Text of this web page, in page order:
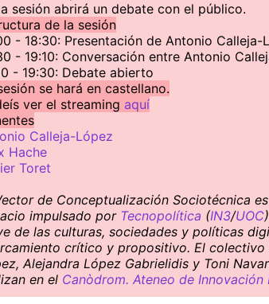
sesión abrirá un debate con el público.
de la sesión
- 18:30: Presentación de Antonio Calleja-
- 19:10: Conversación entre Antonio
- 19:30: Debate abierto
se hará en castellano.
ver el streaming aquí
Calleja-López
Hache
Toret
de Conceptualización Sociotécnica
impulsado por Tecnopolítica (IN3/UOC
de las culturas, sociedades y políticas
crítico y propositivo. El
Alejandra López Gabrielidis y Toni
en el Canòdrom. Ateneo de